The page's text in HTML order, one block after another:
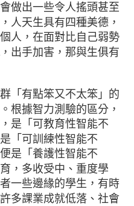
做出一些令人搖頭甚至
人天生具有四種美德，
人，在面對比自己弱勢
出手加害，那與生俱有
「有點笨又不太笨」的
根據智力測驗的區分，
是「可教育性智能不
「可訓練性智能不
是「養護性智能不
，多收受中、重度學
一些邊緣的學生，有時
多課業成就低落、社會